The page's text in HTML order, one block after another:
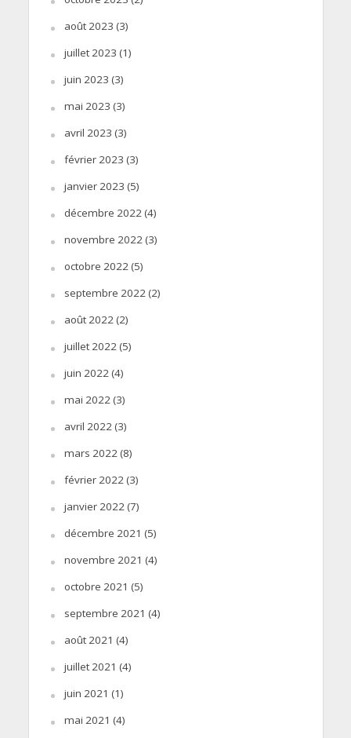
août 2023 (3)
juillet 2023 (1)
juin 2023 (3)
mai 2023 (3)
avril 2023 (3)
février 2023 (3)
janvier 2023 (5)
décembre 2022(4)
novembre 2022(3)
octobre 2022(5)
septembre 2022(2)
août 2022(2)
juillet 2022(5)
juin 2022(4)
mai 2022(3)
avril 2022(3)
mars 2022(8)
février 2022(3)
janvier 2022(7)
décembre 2021 (5)
novembre 2021 (4)
octobre 2021 (5)
septembre 2021 (4)
août 2021 (4)
juillet 2021 (4)
juin 2021 (1)
mai 2021 (4)